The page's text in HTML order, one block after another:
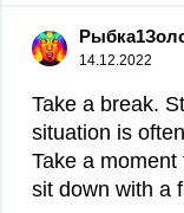
14.12.2022
Take a break.
situation is
Take a
sit down with a